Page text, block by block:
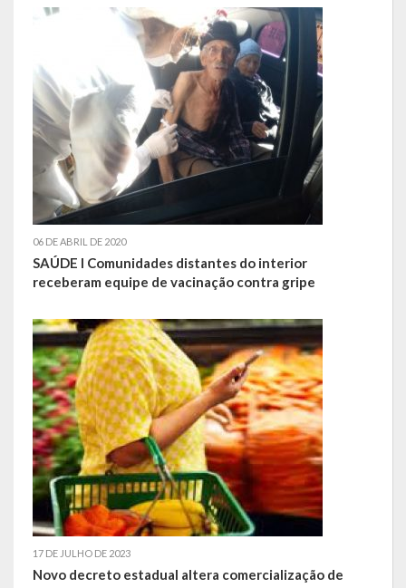
SIC -Serviço de Informação do Cidadão
Folha de Pagamento
Demonstrativo de Receitas e Despesas
Contratos e Aditivos
Despesas
Arrecadação
Diárias
Diário Oficial
06 DE ABRIL DE 2020
SAÚDE I Comunidades distantes do interior
receberam equipe de vacinação contra gripe
17 DE JULHO DE 2023
Novo decreto estadual altera comercialização de